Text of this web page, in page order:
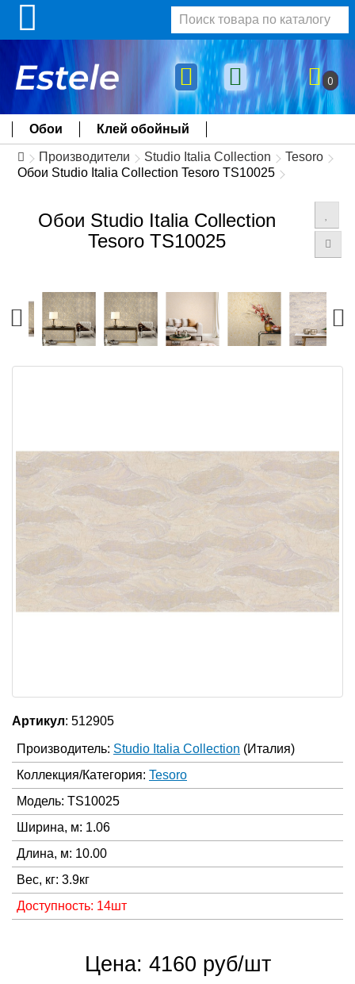
0
Обои Клей обойный
Производители Studio Italia Collection
Tesoro
Обои Studio Italia Collection Tesoro TS10025
Обои Studio Italia Collection
Tesoro TS10025
Артикул: 512905
Производитель: Studio Italia Collection (Италия)
Коллекция/Категория: Tesoro
Модель: TS10025
Ширина, м: 1.06
Длина, м: 10.00
Вес, кг: 3.9кг
Доступность: 14шт
Цена: 4160 руб/шт